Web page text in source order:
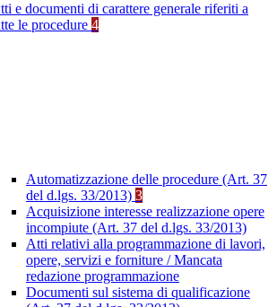
e documenti di carattere generale riferiti a
le procedure 4
Automatizzazione delle procedure (Art. 37
del d.lgs. 33/2013) 3
Acquisizione interesse realizzazione opere
incompiute (Art. 37 del d.lgs. 33/2013)
Atti relativi alla programmazione di lavori,
opere, servizi e forniture / Mancata
redazione programmazione
Documenti sul sistema di qualificazione